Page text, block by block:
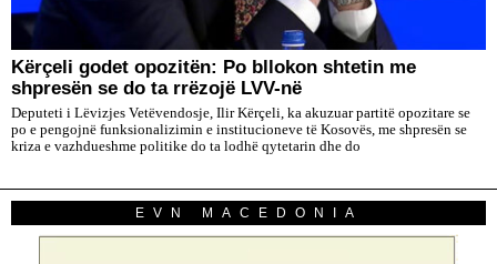
Kërçeli godet opozitën: Po bllokon shtetin me
shpresën se do ta rrëzojë LVV-në
Deputeti i Lëvizjes Vetëvendosje, Ilir Kërçeli, ka akuzuar partitë opozitare se
po e pengojnë funksionalizimin e institucioneve të Kosovës, me shpresën se
kriza e vazhdueshme politike do ta lodhë qytetarin dhe do
EVN MACEDONIA